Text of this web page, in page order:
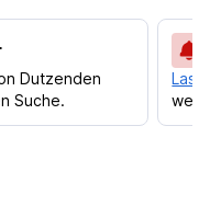
Dutzenden
Suche.
Lass